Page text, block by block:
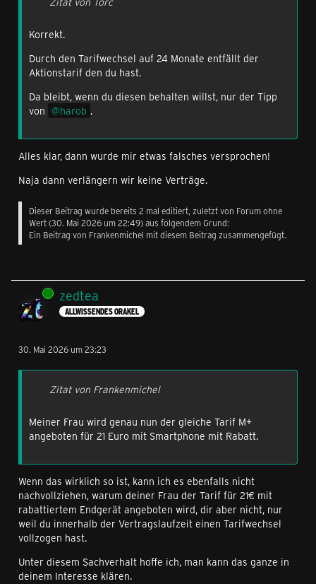
rabattierter Mobtasbetrag mit neuem Endgerät
Das sollte unter diesen Bedingungen dann nicht der Fall
sein.
Gruß, zedtea
Korrekt.
Durch den Tarifwechsel auf 24 Monate entfällt der
Aktionstarif den du hast.
Da bleibt, wenn du diesen behalten willst, nur der Tipp
von
harob .
Alles klar, dann wurde mir etwas falsches versprochen!
Naja dann verlängern wir keine Verträge.
Dieser Beitrag wurde bereits 2 mal editiert, zuletzt von Forum ohne
Wert (30. Mai 2026 um 22:49) aus folgendem Grund:
Ein Beitrag von Frankenmichel mit diesem Beitrag zusammengefügt.
zedtea
ALLWISSENDES ORAKEL
30. Mai 2026 um 23:23
Zitat von Frankenmichel
Meiner Frau wird genau nun der gleiche Tarif M+
angeboten für 21 Euro mit Smartphone mit Rabatt.
Wenn das wirklich so ist, kann ich es ebenfalls nicht
nachvollziehen, warum deiner Frau der Tarif für 21€ mit
rabattiertem Endgerät angeboten wird, dir aber nicht, nur
weil du innerhalb der Vertragslaufzeit einen Tarifwechsel
vollzogen hast.
Unter diesem Sachverhalt hoffe ich, man kann das ganze in
deinem Interesse klären.